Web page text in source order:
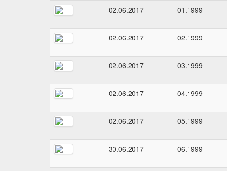
02.06.2017 01.1999
02.06.2017 02.1999
02.06.2017 03.1999
02.06.2017 04.1999
02.06.2017 05.1999
30.06.2017 06.1999